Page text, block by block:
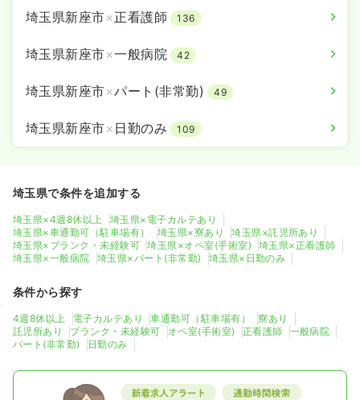
一時募集休止
※経験14年の例
日祝休み
年間休日125日 4週8休以上
担当業務未経験可
ブランク可
第二新卒可 月給27万円以上可
日勤のみ（パート）
給与 時給1,500円〜
8:40～17:10
埼玉県新座市×正看護師 136
埼玉県新座市×一般病院 42
埼玉県新座市×パート(非常勤) 49
埼玉県新座市× 日勤のみ 109
埼玉県で条件を追加する
埼玉県×4週8休以上
埼玉県×電子カルテあり
埼玉県×車通勤可（駐車場有）
埼玉県×寮あり
埼玉県×託児所あり
埼玉県×ブランク・未経験可
埼玉県×オペ室(手術室)
埼玉県×正看護師
埼玉県×一般病院
埼玉県×パート(非常勤) 埼玉県×日勤のみ
条件から探す
4週8休以上 電子カルテあり 車通勤可（駐車場有）
寮あり
託児所あり
ブランク・未経験可 オペ室(手術室) 正看護師
一般病院
パート(非常勤)
日勤のみ